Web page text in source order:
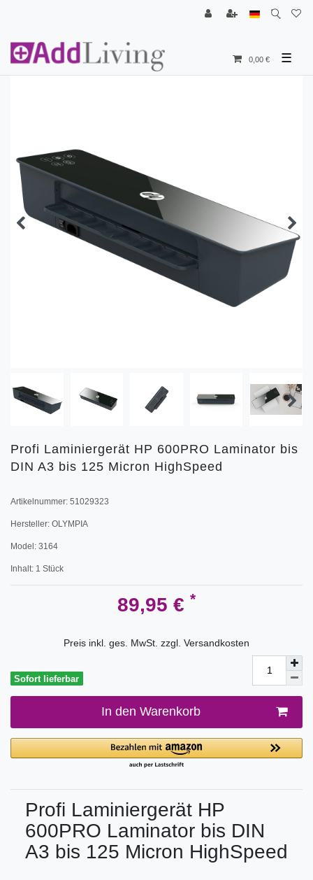
0,00 € ☰
Profi Laminiergerät HP 600PRO Laminator bis
DIN A3 bis 125 Micron HighSpeed
Artikelnummer: 51029323
Hersteller: OLYMPIA
Model: 3164
Inhalt: 1 Stück
89,95 € *
Preis inkl. ges. MwSt. zzgl. Versandkosten
Sofort lieferbar
In den Warenkorb
Profi Laminiergerät HP
600PRO Laminator bis DIN
A3 bis 125 Micron HighSpeed